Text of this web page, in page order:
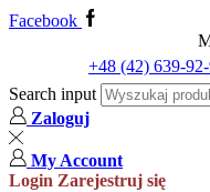
Facebook
+48 (42) 639-
Search input
Zaloguj
My Account
Login Zarejestruj się